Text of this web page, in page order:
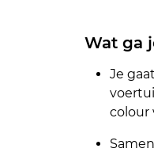
Wat ga
Je
colour